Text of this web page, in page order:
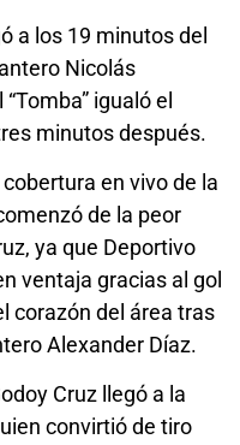
a los 19 minutos del
Nicolás
igualó el
minutos después.
en vivo de la
de la peor
ya que Deportivo
ventaja gracias al gol
corazón del área tras
Alexander Díaz.
Cruz llegó a la
convirtió de tiro